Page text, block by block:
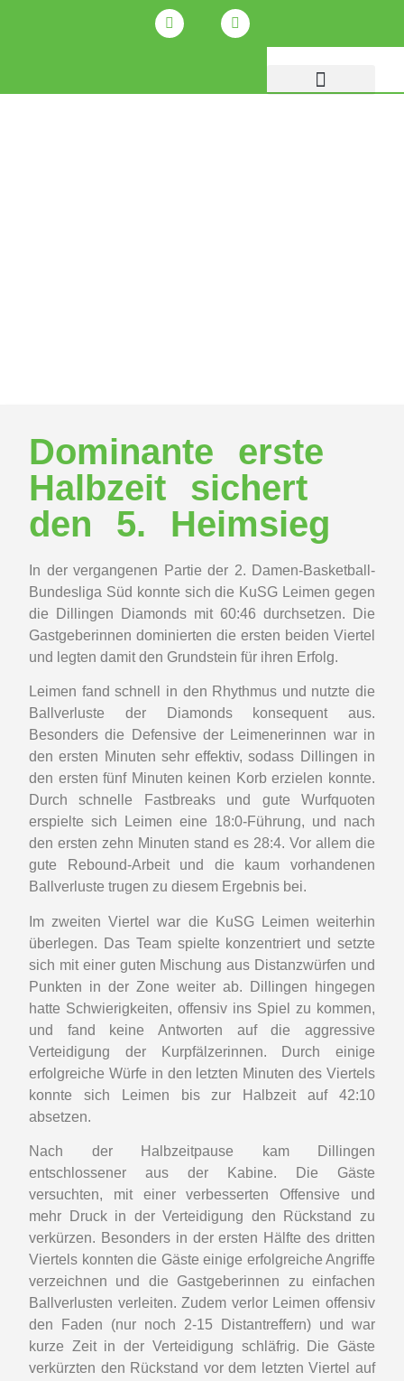
Dominante erste
Halbzeit sichert
den 5. Heimsieg
In der vergangenen Partie der 2. Damen-Basketball-
Bundesliga Süd konnte sich die KuSG Leimen gegen
die Dillingen Diamonds mit 60:46 durchsetzen. Die
Gastgeberinnen dominierten die ersten beiden Viertel
und legten damit den Grundstein für ihren Erfolg.
Leimen fand schnell in den Rhythmus und nutzte die
Ballverluste der Diamonds konsequent aus.
Besonders die Defensive der Leimenerinnen war in
den ersten Minuten sehr effektiv, sodass Dillingen in
den ersten fünf Minuten keinen Korb erzielen konnte.
Durch schnelle Fastbreaks und gute Wurfquoten
erspielte sich Leimen eine 18:0-Führung, und nach
den ersten zehn Minuten stand es 28:4. Vor allem die
gute Rebound-Arbeit und die kaum vorhandenen
Ballverluste trugen zu diesem Ergebnis bei.
Im zweiten Viertel war die KuSG Leimen weiterhin
überlegen. Das Team spielte konzentriert und setzte
sich mit einer guten Mischung aus Distanzwürfen und
Punkten in der Zone weiter ab. Dillingen hingegen
hatte Schwierigkeiten, offensiv ins Spiel zu kommen,
und fand keine Antworten auf die aggressive
Verteidigung der Kurpfälzerinnen. Durch einige
erfolgreiche Würfe in den letzten Minuten des Viertels
konnte sich Leimen bis zur Halbzeit auf 42:10
absetzen.
Nach der Halbzeitpause kam Dillingen
entschlossener aus der Kabine. Die Gäste
versuchten, mit einer verbesserten Offensive und
mehr Druck in der Verteidigung den Rückstand zu
verkürzen. Besonders in der ersten Hälfte des dritten
Viertels konnten die Gäste einige erfolgreiche Angriffe
verzeichnen und die Gastgeberinnen zu einfachen
Ballverlusten verleiten. Zudem verlor Leimen offensiv
den Faden (nur noch 2-15 Distantreffern) und war
kurze Zeit in der Verteidigung schläfrig. Die Gäste
verkürzten den Rückstand vor dem letzten Viertel auf